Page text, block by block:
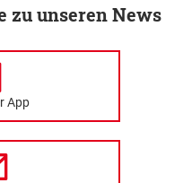
zu unseren News
App